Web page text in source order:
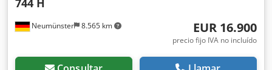
Neumünster 8.565 km
744 H
EUR 16.900
precio fijo IVA no incluído